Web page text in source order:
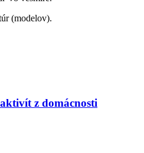
(modelov).
z domácnosti